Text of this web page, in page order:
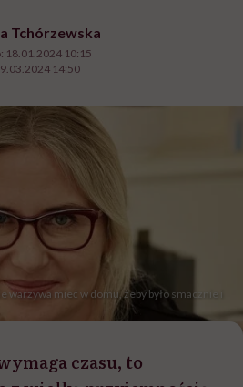
Tchórzewska
18.01.2024 10:15
14:50
warzywa mieć w domu, żeby było smacznie i
czasu, to